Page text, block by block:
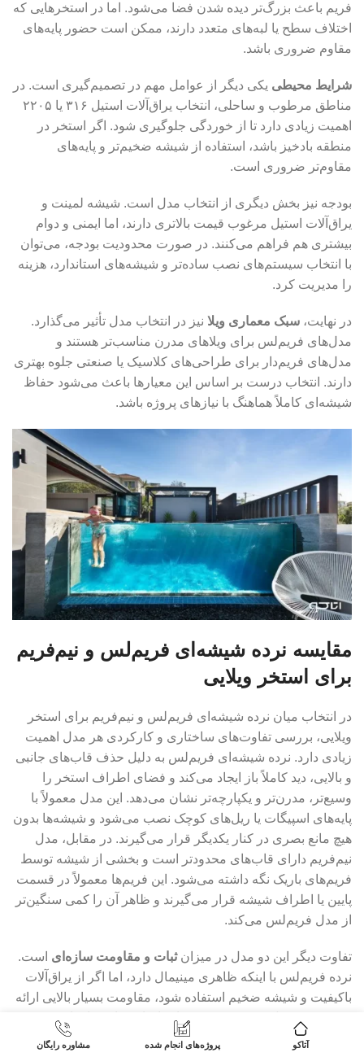
فریم باعث بزرگ‌تر دیده شدن فضا می‌شود. اما در استخرهایی که
اختلاف سطح یا لبه‌های متعدد دارند، ممکن است حضور پایه‌های
مقاوم ضروری باشد.
شرایط محیطی یکی دیگر از عوامل مهم در تصمیم‌گیری است. در
مناطق مرطوب و ساحلی، انتخاب یراق‌آلات استیل ۳۱۶ یا ۲۲۰۵
اهمیت زیادی دارد تا از خوردگی جلوگیری شود. اگر استخر در
منطقه بادخیز باشد، استفاده از شیشه ضخیم‌تر و پایه‌های
مقاوم‌تر ضروری است.
بودجه نیز بخش دیگری از انتخاب مدل است. شیشه لمینت و
یراق‌آلات استیل مرغوب قیمت بالاتری دارند، اما ایمنی و دوام
بیشتری هم فراهم می‌کنند. در صورت محدودیت بودجه، می‌توان
با انتخاب سیستم‌های نصب ساده‌تر و شیشه‌های استاندارد، هزینه
را مدیریت کرد.
در نهایت، سبک معماری ویلا نیز در انتخاب مدل تأثیر می‌گذارد.
مدل‌های فریم‌لس برای ویلاهای مدرن مناسب‌تر هستند و
مدل‌های فریم‌دار برای طراحی‌های کلاسیک یا صنعتی جلوه بهتری
دارند. انتخاب درست بر اساس این معیارها باعث می‌شود حفاظ
شیشه‌ای کاملاً هماهنگ با نیازهای پروژه باشد.
مقایسه نرده شیشه‌ای فریم‌لس و نیم‌فریم
برای استخر ویلایی
در انتخاب میان نرده شیشه‌ای فریم‌لس و نیم‌فریم برای استخر
ویلایی، بررسی تفاوت‌های ساختاری و کارکردی هر مدل اهمیت
زیادی دارد. نرده شیشه‌ای فریم‌لس به دلیل حذف قاب‌های جانبی
و بالایی، دید کاملاً باز ایجاد می‌کند و فضای اطراف استخر را
وسیع‌تر، مدرن‌تر و یکپارچه‌تر نشان می‌دهد. این مدل معمولاً با
پایه‌های اسپیگات یا ریل‌های کوچک نصب می‌شود و شیشه‌ها بدون
هیچ مانع بصری در کنار یکدیگر قرار می‌گیرند. در مقابل، مدل
نیم‌فریم دارای قاب‌های محدودتر است و بخشی از شیشه توسط
فریم‌های باریک نگه داشته می‌شود. این فریم‌ها معمولاً در قسمت
پایین یا اطراف شیشه قرار می‌گیرند و ظاهر آن را کمی سنگین‌تر
از مدل فریم‌لس می‌کند.
تفاوت دیگر این دو مدل در میزانثبات و مقاومت سازه‌ای است.
نرده فریم‌لس با اینکه ظاهری مینیمال دارد، اما اگر از یراق‌آلات
باکیفیت و شیشه ضخیم استفاده شود، مقاومت بسیار بالایی ارائه
می‌دهد. در مدل نیم‌فریم، وجود قاب اضافی باعث افزایش
مقاومت جانبی می‌شود و برای محیط‌هایی که فشار باد بیشتر
آتاکو پروژه‌های انجام شده مشاوره رایگان